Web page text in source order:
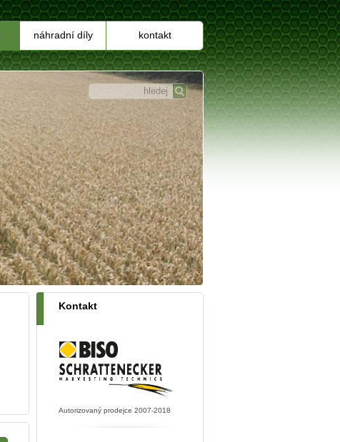
náhradní díly kontakt
Kontakt
Autorizovaný prodejce 2007-2018